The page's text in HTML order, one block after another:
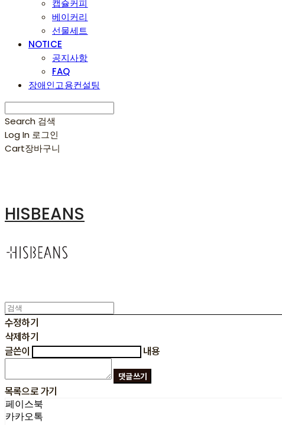
캡슐커피
베이커리
선물세트
NOTICE
공지사항
FAQ
장애인고용컨설팅
Search 검색
Log In 로그인
Cart장바구니
HISBEANS
수정하기
삭제하기
글쓴이
내용
댓글 쓰기
목록으로 가기
페이스북
카카오톡